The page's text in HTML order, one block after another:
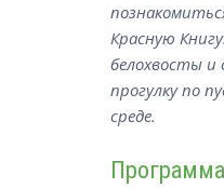
Красную
белохвосты и
прогулку по
среде.